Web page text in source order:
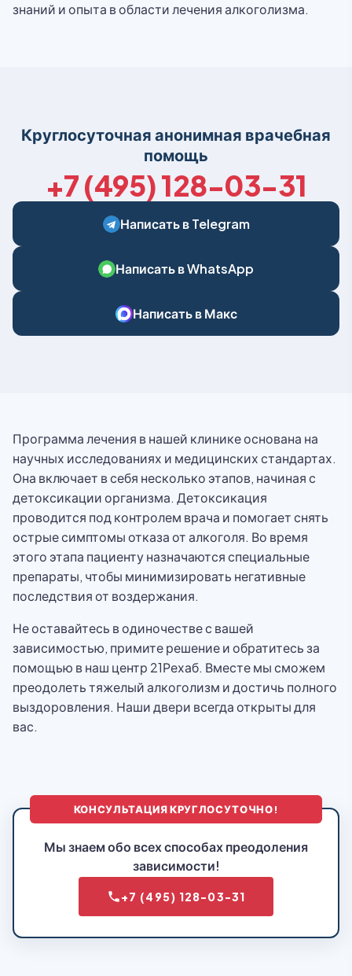
знаний и опыта в области лечения алкоголизма.
Круглосуточная анонимная врачебная
помощь
+7 (495) 128-03-31
Написать в Telegram
Написать в WhatsApp
Написать в Макс
Программа лечения в нашей клинике основана на
научных исследованиях и медицинских стандартах.
Она включает в себя несколько этапов, начиная с
детоксикации организма. Детоксикация
проводится под контролем врача и помогает снять
острые симптомы отказа от алкоголя. Во время
этого этапа пациенту назначаются специальные
препараты, чтобы минимизировать негативные
последствия от воздержания.
Не оставайтесь в одиночестве с вашей
зависимостью, примите решение и обратитесь за
помощью в наш центр 21Рехаб. Вместе мы сможем
преодолеть тяжелый алкоголизм и достичь полного
выздоровления. Наши двери всегда открыты для
вас.
КОНСУЛЬТАЦИЯ КРУГЛОСУТОЧНО!
Мы знаем обо всех способах преодоления
зависимости!
+7 (495) 128-03-31